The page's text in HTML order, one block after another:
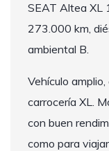
SEAT Altea XL
273.000 km,
ambiental B.
Vehículo
carrocería XL.
con buen
como para